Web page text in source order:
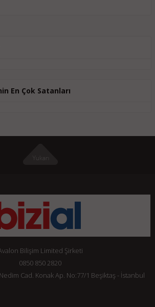
En Çok Satanları
Bilişim Limited Şirketi
0850 850 2820
Cad. Konak Ap. No:77/1 Beşiktaş - İstanbul